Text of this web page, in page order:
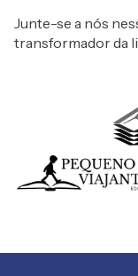
Junte-se a nós
transformador da